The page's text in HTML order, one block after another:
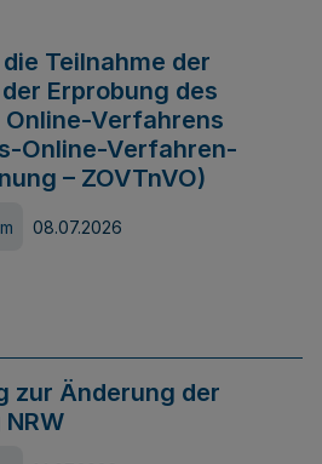
Teilnahme der
Erprobung des
Verfahrens
Online-Verfahren-
– ZOVTnVO)
08.07.2026
zur Änderung der